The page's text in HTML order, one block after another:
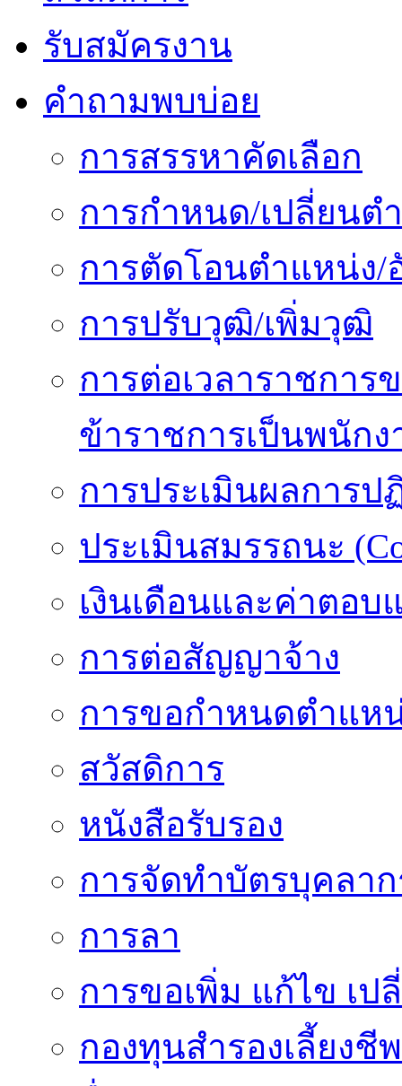
รับสมัครงาน
คำถามพบบ่อย
การสรรหาคัดเลือก
การกำหนด/เปลี่ยนต
การตัดโอนตำแหน่ง/
การปรับวุฒิ/เพิ่มวุฒิ
การต่อเวลาราชการ
ข้าราชการเป็นพนักง
การประเมินผลการป
ประเมินสมรรถนะ
เงินเดือนและค่าตอบ
การต่อสัญญาจ้าง
การขอกำหนดตำแห
สวัสดิการ
หนังสือรับรอง
การจัดทำบัตรบุคลา
การลา
การขอเพิ่ม แก้ไข เ
กองทุนสำรองเลี้ยงชีพ